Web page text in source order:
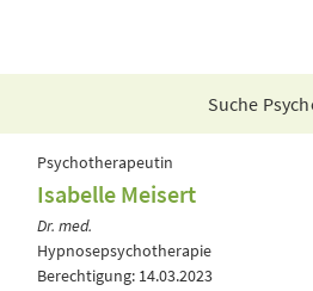
Suche
Psychotherapeutin
Isabelle Meisert
Dr. med.
Hypnosepsychotherapie
Berechtigung: 14.03.2023